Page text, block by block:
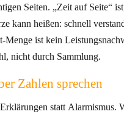
Seiten. „Zeit auf Seite“
kann heißen: schnell
ist kein
nicht durch Sammlung.
Zahlen sprechen
statt Alarmismus.